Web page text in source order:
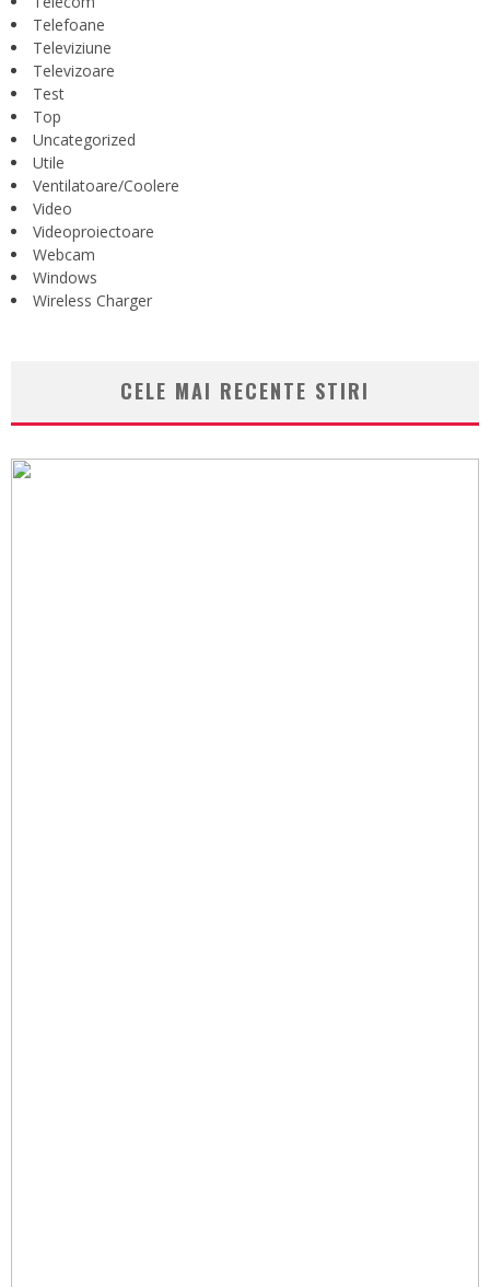
Telefoane
Televiziune
Televizoare
Test
Top
Uncategorized
Utile
Ventilatoare/Coolere
Video
Videoproiectoare
Webcam
Windows
Wireless Charger
CELE MAI RECENTE STIRI